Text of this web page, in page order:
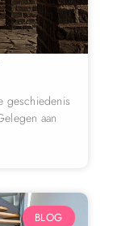
geschiedenis
aan
BLOG